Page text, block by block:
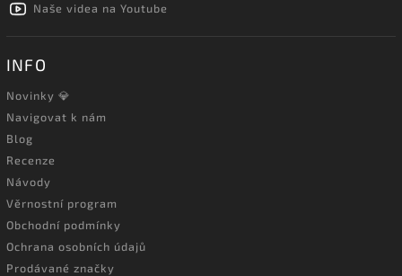
Naše videa na Youtube
INFO
Novinky 💎
Navigovat k nám
Blog
Recenze
Návody
Věrnostní program
Obchodní podmínky
Ochrana osobních údajů
Prodávané značky